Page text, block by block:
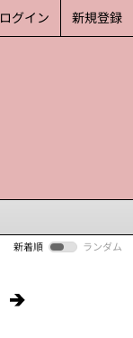
新規登録
ログイン
新着順 ランダム